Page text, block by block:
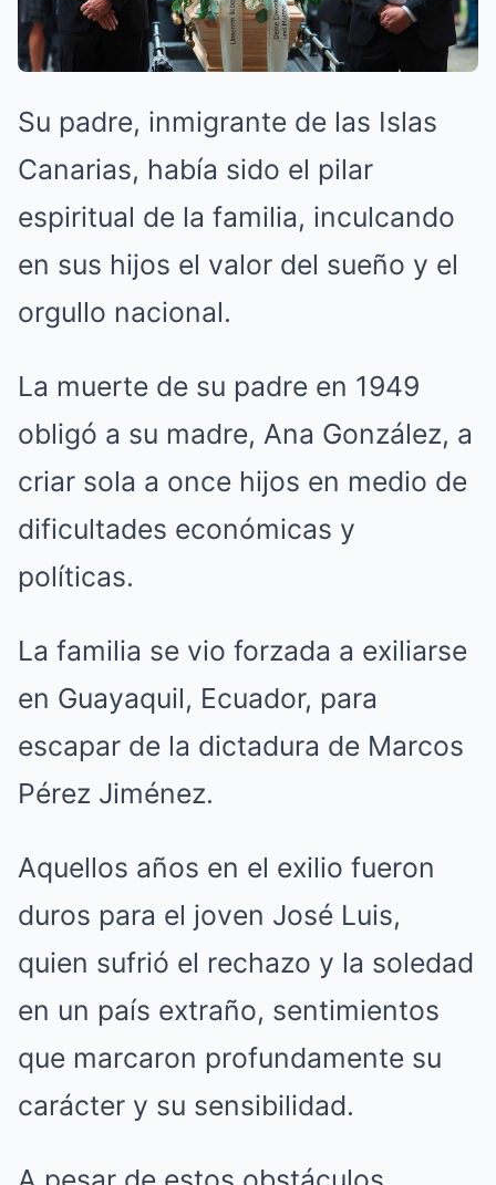
Su padre, inmigrante de las Islas
Canarias, había sido el pilar
espiritual de la familia, inculcando
en sus hijos el valor del sueño y el
orgullo nacional.
La muerte de su padre en 1949
obligó a su madre, Ana González, a
criar sola a once hijos en medio de
dificultades económicas y
políticas.
La familia se vio forzada a exiliarse
en Guayaquil, Ecuador, para
escapar de la dictadura de Marcos
Pérez Jiménez.
Aquellos años en el exilio fueron
duros para el joven José Luis,
quien sufrió el rechazo y la soledad
en un país extraño, sentimientos
que marcaron profundamente su
carácter y su sensibilidad.